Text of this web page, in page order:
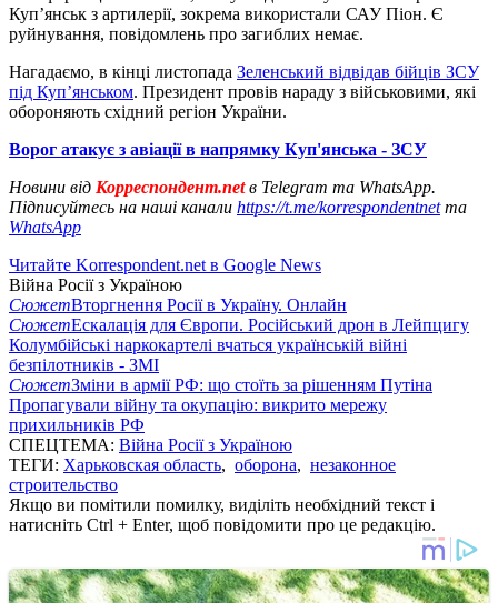
Куп’янськ з артилерії, зокрема використали САУ Піон. Є
руйнування, повідомлень про загиблих немає.
Нагадаємо, в кінці листопада Зеленський відвідав бійців ЗСУ
під Купʼянськом. Президент провів нараду з військовими, які
обороняють східний регіон України.
Ворог атакує з авіації в напрямку Куп'янська - ЗСУ
Новини від Корреспондент.netв Telegram та WhatsApp.
Підписуйтесь на наші канали https://t.me/korrespondentnetта
WhatsApp
Читайте Korrespondent.net в Google News
Війна Росії з Україною
СюжетВторгнення Росії в Україну. Онлайн
СюжетЕскалація для Європи. Російський дрон в Лейпцигу
Колумбійські наркокартелі вчаться українській війні
безпілотників - ЗМІ
СюжетЗміни в армії РФ: що стоїть за рішенням Путіна
Пропагували війну та окупацію: викрито мережу
прихильників РФ
СПЕЦТЕМА: Війна Росії з Україною
ТЕГИ: Харьковская область, оборона, незаконное
строительство
Якщо ви помітили помилку, виділіть необхідний текст і
натисніть Ctrl + Enter, щоб повідомити про це редакцію.